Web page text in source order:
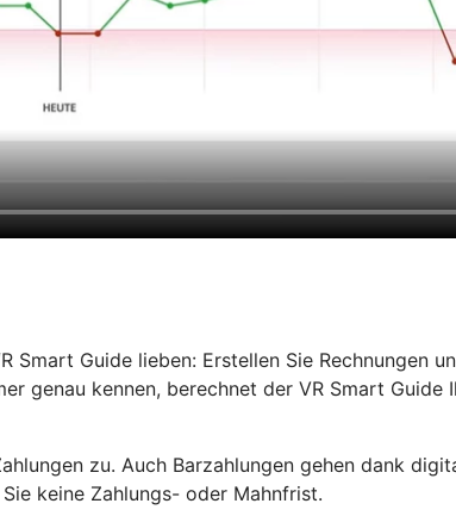
Guide lieben: Erstellen Sie Rechnungen
genau kennen, berechnet der VR Smart
zu. Auch Barzahlungen gehen dank
keine Zahlungs- oder Mahnfrist.